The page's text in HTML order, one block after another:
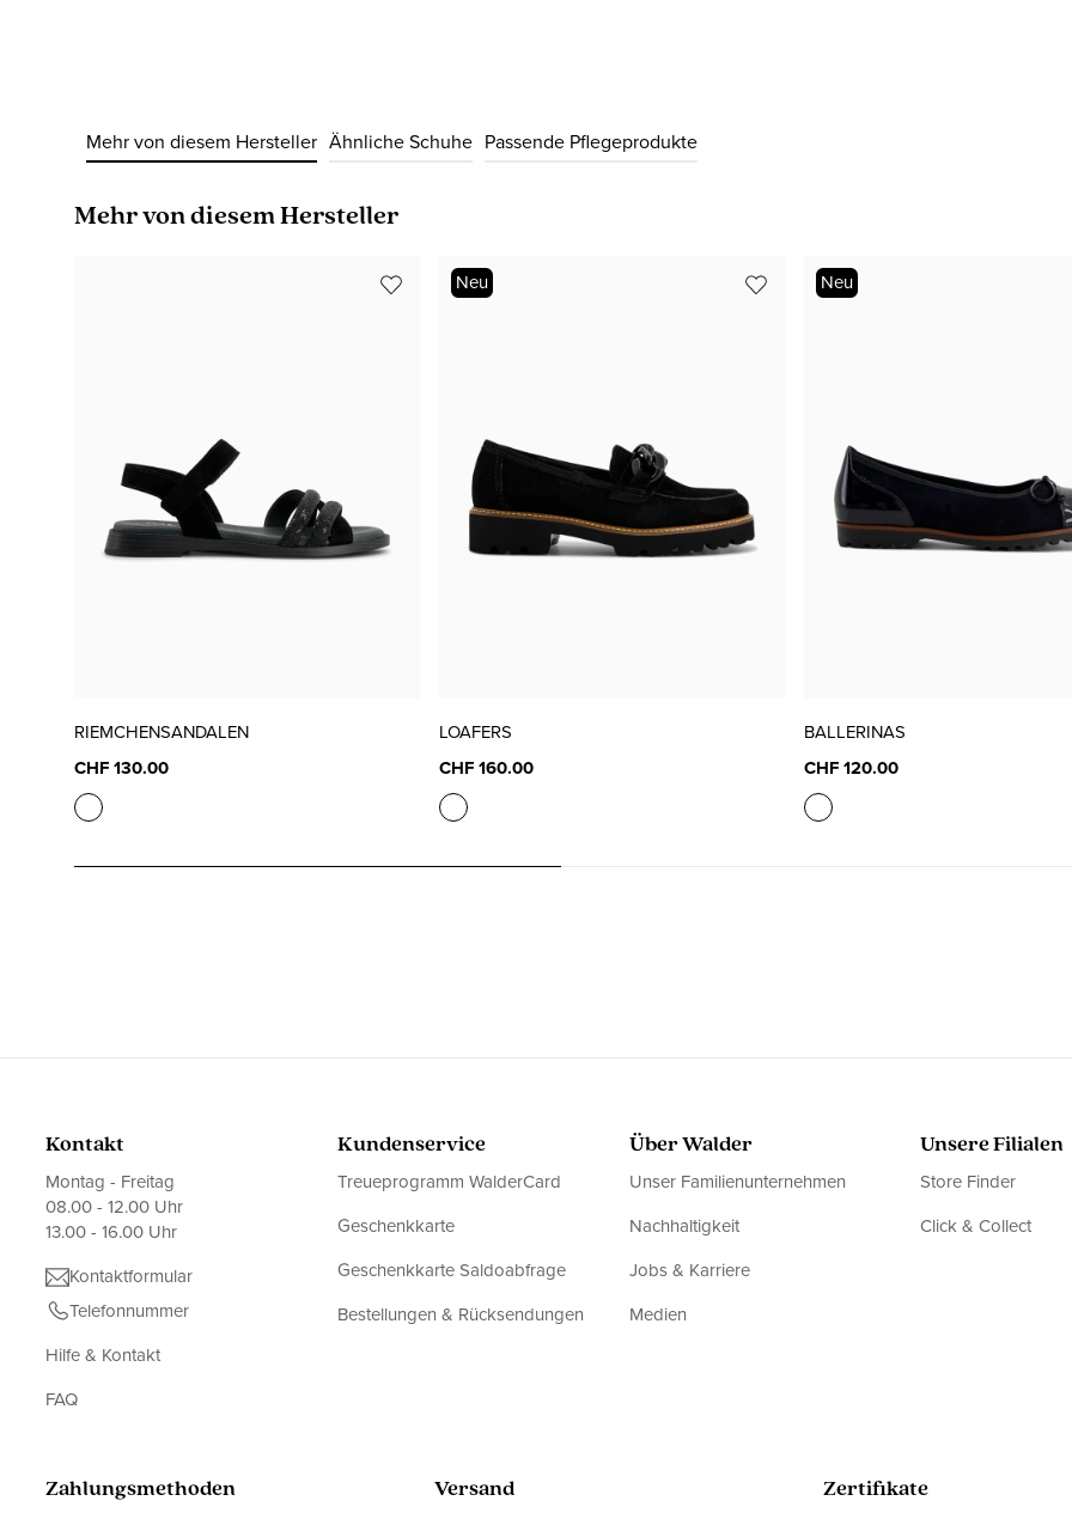
Mehr von diesem Hersteller Ähnliche Schuhe Passende Pflegeprodukte
Produktgalerie überspringen
Mehr von diesem Hersteller
RIEMCHENSANDALEN
CHF 130.00
Neu
LOAFERS
CHF 160.00
Neu
BALLERINAS
CHF 120.00
Kontakt
Montag - Freitag
08.00 - 12.00 Uhr
13.00 - 16.00 Uhr
Kontaktformular
Telefonnummer
Hilfe & Kontakt
FAQ
Kundenservice
Treueprogramm WalderCard
Geschenkkarte
Geschenkkarte Saldoabfrage
Bestellungen & Rücksendungen
Über Walder
Unser Familienunternehmen
Nachhaltigkeit
Jobs & Karriere
Medien
Unsere Filialen
Store Finder
Click & Collect
Zahlungsmethoden Versand Zertifikate